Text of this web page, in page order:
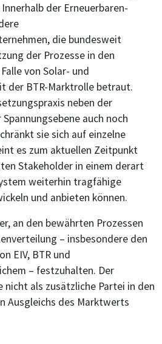
der Erneuerbaren-
die bundesweit
der Prozesse in den
von Solar- und
der BTR-Marktrolle betraut.
neben der
auch noch
sie sich auf einzelne
es zum aktuellen Zeitpunkt
Stakeholder in einem derart
weiterhin tragfähige
und anbieten können.
an den bewährten Prozessen
– insbesondere den
EIV, BTR und
– festzuhalten. Der
als zusätzliche Partei in den
Ausgleichs des Marktwerts